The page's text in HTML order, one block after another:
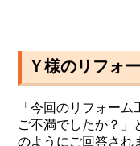
Ｙ様のリフォ
「今回のリフォー
ご不満でしたか？」
のようにご回答され